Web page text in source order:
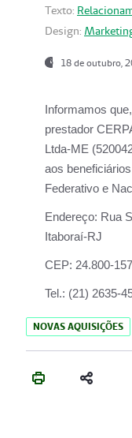
Texto:
Design:
18 de outubro,
Informamos
prestador
Ltda-ME
aos
Federativo e
Endereço: Rua
Itaboraí-RJ
CEP: 24.800-157
Tel.: (21) 2635-
NOVAS AQUISIÇÕES